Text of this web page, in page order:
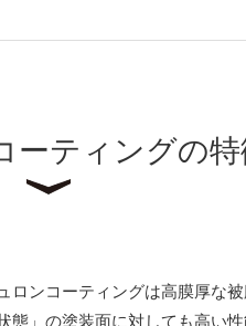
ーティングの特
ロンコーティングは高膜厚な
態」の塗装面に対しても高い